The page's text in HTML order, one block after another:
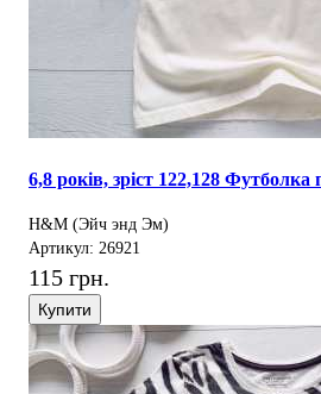
6,8 років, зріст 122,128 Футболка
H&M (Эйч энд Эм)
Артикул: 26921
115 грн.
Купити